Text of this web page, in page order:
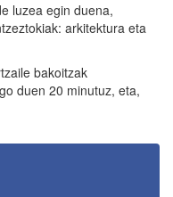
luzea egin duena,
arkitektura eta
bakoitzak
duen 20 minutuz, eta,